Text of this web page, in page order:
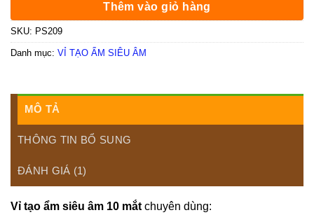
Thêm vào giỏ hàng
SKU: PS209
Danh mục: VỈ TẠO ẨM SIÊU ÂM
MÔ TẢ
THÔNG TIN BỔ SUNG
ĐÁNH GIÁ (1)
Vỉ tạo ẩm siêu âm 10 mắt chuyên dùng: